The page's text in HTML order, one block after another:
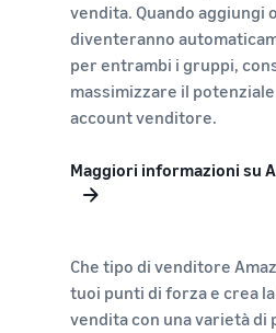
vendita. Quando aggiungi
diventeranno
per entrambi i gruppi,
massimizzare il
account venditore.
Maggiori informazioni su
Che tipo di venditore
tuoi punti di forza e crea
vendita con una varietà di